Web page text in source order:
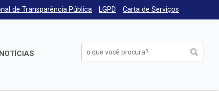
de Transparência Pública LGPD Carta de Serviços
NOTÍCIAS